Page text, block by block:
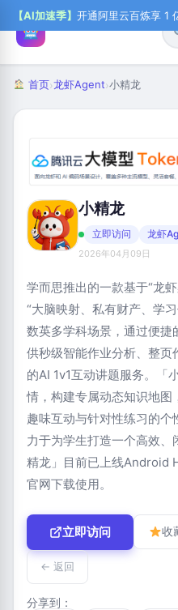
【AI加速季】 开通阿里云百炼享 1 亿+ tokens，Qwen3.7 限时 5 折
首页›龙虾Agent›小精龙
小精龙
立即访问 龙虾
2026年04月09日
学而思推出的一款基于“龙
“大脑映射、私有财产、学
数英多学科场景，通过便捷
供秒级智能作业分析、整
的AI 1v1互动讲题服务。「
情，构建专属动态知识地图
趣味互动与针对性练习的
力于为学生打造一个高效
精龙」目前已上线Android
官网下载使用。
立即访问 收
← 返回
分享到：